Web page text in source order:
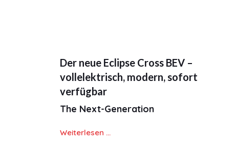
Der neue Eclipse Cross BEV –
vollelektrisch, modern, sofort
verfügbar
The Next-Generation
Weiterlesen …